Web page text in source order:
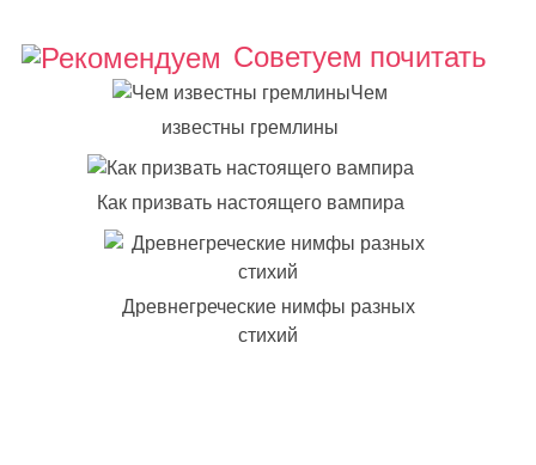
Советуем почитать
Чем
известны гремлины
Как призвать настоящего вампира
Древнегреческие нимфы разных
стихий